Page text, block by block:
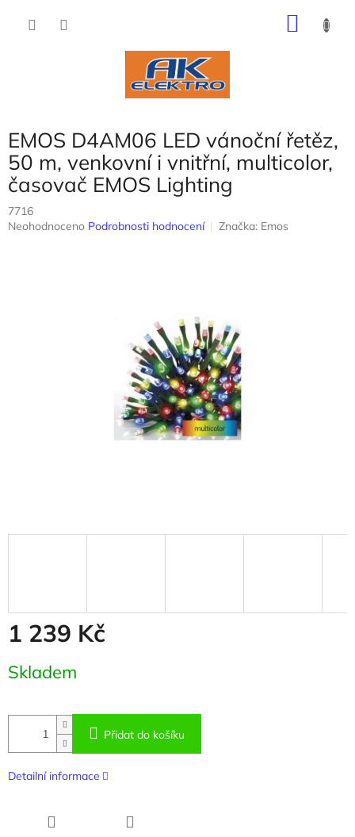
EMOS D4AM06 LED vánoční řetěz,
50 m, venkovní i vnitřní, multicolor,
časovač EMOS Lighting
7716
Průměrné
Neohodnoceno Podrobnosti hodnocení Značka: Emos
1 239 Kč
cena:
Skladem
Přidat do košíku
Detailní informace